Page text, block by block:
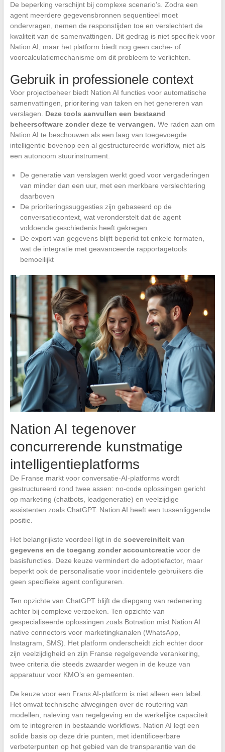
De beperking verschijnt bij complexe scenario’s. Zodra een
agent meerdere gegevensbronnen sequentieel moet
ondervragen, nemen de responstijden toe en verslechtert de
kwaliteit van de samenvattingen. Dit gedrag is niet specifiek voor
Nation AI, maar het platform biedt nog geen cache- of
voorcalculatiemechanisme om dit probleem te verlichten.
Gebruik in professionele context
Voor projectbeheer biedt Nation AI functies voor automatische
samenvattingen, prioritering van taken en het genereren van
verslagen. Deze tools aanvullen een bestaand
beheersoftware zonder deze te vervangen. We raden aan om
Nation AI te beschouwen als een laag van toegevoegde
intelligentie bovenop een al gestructureerde workflow, niet als
een autonoom stuurinstrument.
De generatie van verslagen werkt goed voor vergaderingen
van minder dan een uur, met een merkbare verslechtering
daarboven
De prioriteringssuggesties zijn gebaseerd op de
conversatiecontext, wat veronderstelt dat de agent
voldoende geschiedenis heeft gekregen
De export van gegevens blijft beperkt tot enkele formaten,
wat de integratie met geavanceerde rapportagetools
bemoeilijkt
Nation AI tegenover
concurrerende kunstmatige
intelligentieplatforms
De Franse markt voor conversatie-AI-platforms wordt
gestructureerd rond twee assen: no-code oplossingen gericht
op marketing (chatbots, leadgeneratie) en veelzijdige
assistenten zoals ChatGPT. Nation AI heeft een tussenliggende
positie.
Het belangrijkste voordeel ligt in de soevereiniteit van
gegevens en de toegang zonder accountcreatievoor de
basisfuncties. Deze keuze vermindert de adoptiefactor, maar
beperkt ook de personalisatie voor incidentele gebruikers die
geen specifieke agent configureren.
Ten opzichte van ChatGPT blijft de diepgang van redenering
achter bij complexe verzoeken. Ten opzichte van
gespecialiseerde oplossingen zoals Botnation mist Nation AI
native connectors voor marketingkanalen (WhatsApp,
Instagram, SMS). Het platform onderscheidt zich echter door
zijn veelzijdigheid en zijn Franse regelgevende verankering,
twee criteria die steeds zwaarder wegen in de keuze van
apparatuur voor KMO’s en gemeenten.
De keuze voor een Frans AI-platform is niet alleen een label.
Het omvat technische afwegingen over de routering van
modellen, naleving van regelgeving en de werkelijke capaciteit
om te integreren in bestaande workflows. Nation AI legt een
solide basis op deze drie punten, met identificeerbare
verbeterpunten op het gebied van de transparantie van de